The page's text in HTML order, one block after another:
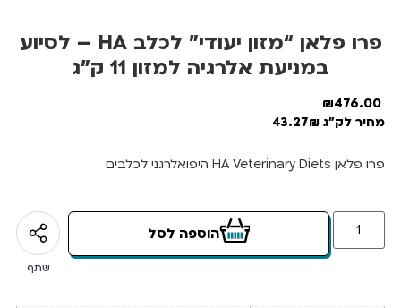
פרו פלאן “מזון יעודי” לכלב HA – לסיוע
במניעת אלרגיה למזון 11 ק”ג
476.00
₪
מחיר לק"ג 43.27₪
פרו פלאן HA Veterinary Diets היפואלרגני לכלבים
הוספה לסל
שתף